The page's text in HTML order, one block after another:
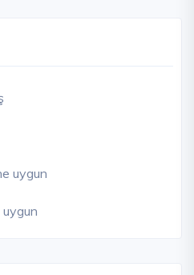
uygun
uygun